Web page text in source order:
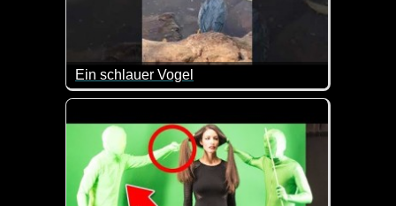
Ein schlauer Vogel
Dieser Vogel hat es wirklich drauf mit dem